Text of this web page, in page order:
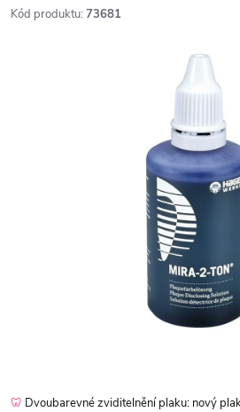
Kód produktu: 73681
🦷 Dvoubarevné zviditelnění plaku: nový